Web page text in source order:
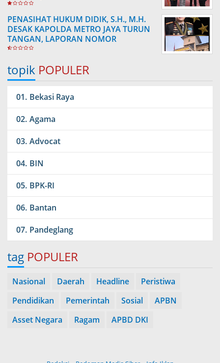
PENASIHAT HUKUM DIDIK, S.H., M.H.
DESAK KAPOLDA METRO JAYA TURUN
TANGAN, LAPORAN NOMOR
LP/B/2524/IV/2026/SPKT/POLDA
KEPASTIAN
topik POPULER
Bekasi Raya
Agama
Advocat
BIN
BPK-RI
Bantan
Pandeglang
tag POPULER
Nasional Daerah Headline
Peristiwa
Pendidikan
Pemerintah Sosial
APBN
Asset Negara
Ragam APBD DKI